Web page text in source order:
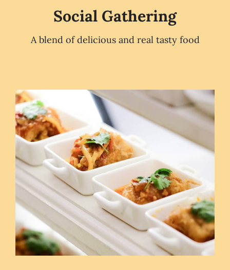
Social Gathering
A blend of delicious and real tasty food